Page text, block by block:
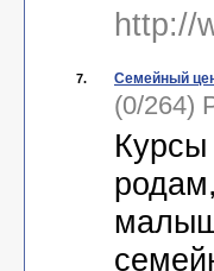
http://
7. Семейный
(0/264)
Курсы